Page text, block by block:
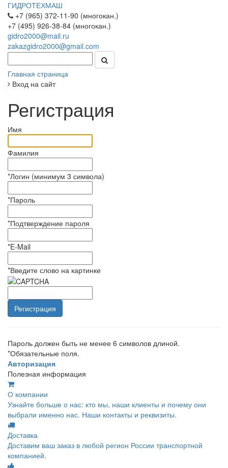
ГИДРОТЕХМАШ
+7 (965) 372-11-90 (многокан.)
+7 (495) 926-38-84 (многокан.)
gidro2000@mail.ru
zakazgidro2000@gmail.com
Главная страница
Вход на сайт
Регистрация
Имя
Фамилия
*Логин (минимум 3 символа)
*Пароль
*Подтверждение пароля
*E-Mail
*Введите слово на картинке
Пароль должен быть не менее 6 символов длиной.
*Обязательные поля.
Авторизация
Полезная информация
О компании
Узнайте больше о нас: кто мы, наши клиенты и почему они
выбрали именно нас. Наши контакты и реквизиты.
Доставка
Доставим ваш заказ в любой регион России транспортной
компанией.